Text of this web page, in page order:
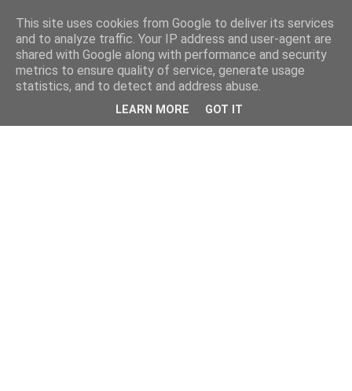
This site uses cookies from Google to deliver its services
and to analyze traffic. Your IP address and user-agent are
shared with Google along with performance and security
metrics to ensure quality of service, generate usage
statistics, and to detect and address abuse.
LEARN MORE GOT IT